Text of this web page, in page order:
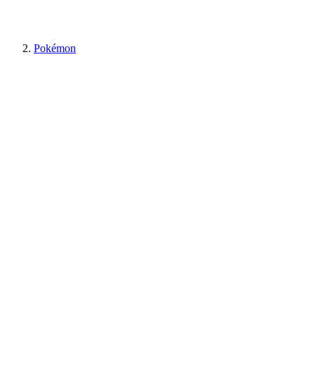
Pokémon